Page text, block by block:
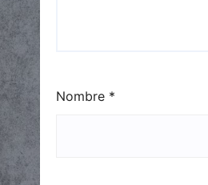
Nombre *